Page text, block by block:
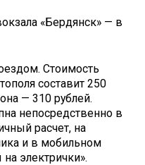
«Бердянск» — в
Стоимость
составит 250
— 310 рублей.
непосредственно в
расчет, на
и в мобильном
электрички».